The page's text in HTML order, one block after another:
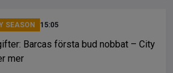
SEASON 15:05
Barcas första bud nobbat – City
mer